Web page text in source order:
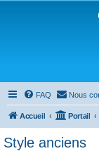
FAQ Nous
Accueil Portail
Style anciens